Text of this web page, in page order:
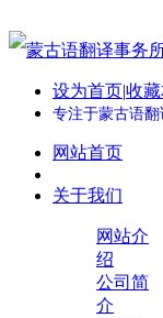
设为首页|收
专注于蒙古语翻
网站首页
关于我们
网站介
绍
公司简
介